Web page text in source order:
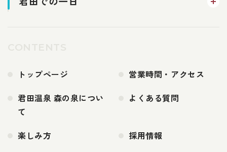
トップページ
営業時間・アクセス
君田温泉 森の泉につい
て
よくある質問
楽しみ方
採用情報